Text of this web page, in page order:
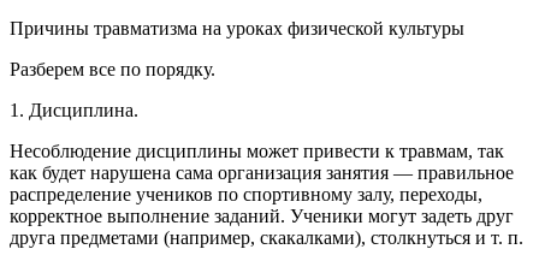
Причины травматизма на уроках физической культуры
Разберем все по порядку.
1. Дисциплина.
Несоблюдение дисциплины может привести к травмам, так
как будет нарушена сама организация занятия — правильное
распределение учеников по спортивному залу, переходы,
корректное выполнение заданий. Ученики могут задеть друг
друга предметами (например, скакалками), столкнуться и т. п.